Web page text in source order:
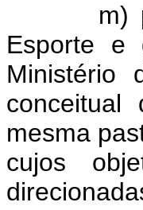
m) por
Esporte e
Ministério
mesma
cujos